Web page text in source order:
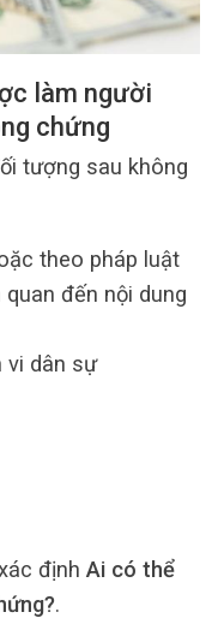
làm người
chứng
tượng sau không
theo pháp luật
đến nội dung
vi dân sự
định Ai có thể
.